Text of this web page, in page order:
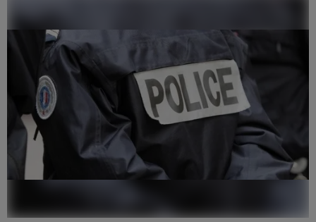
contestation s’organise partout en France.